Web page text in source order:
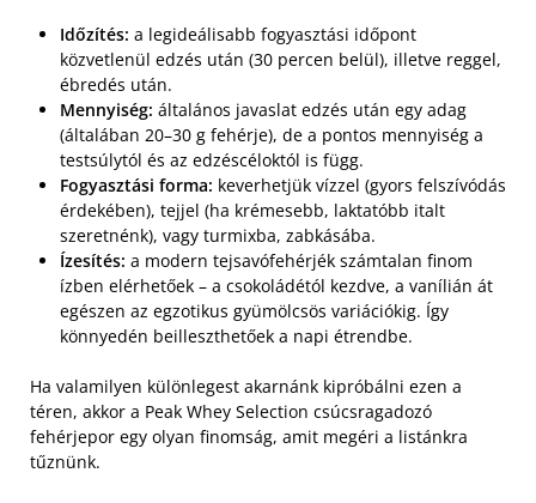
Időzítés: a legideálisabb fogyasztási időpont
közvetlenül edzés után (30 percen belül), illetve reggel,
ébredés után.
Mennyiség: általános javaslat edzés után egy adag
(általában 20–30 g fehérje), de a pontos mennyiség a
testsúlytól és az edzéscéloktól is függ.
Fogyasztási forma: keverhetjük vízzel (gyors felszívódás
érdekében), tejjel (ha krémesebb, laktatóbb italt
szeretnénk), vagy turmixba, zabkásába.
Ízesítés: a modern tejsavófehérjék számtalan finom
ízben elérhetőek – a csokoládétól kezdve, a vanílián át
egészen az egzotikus gyümölcsös variációkig. Így
könnyedén beilleszthetőek a napi étrendbe.
Ha valamilyen különlegest akarnánk kipróbálni ezen a
téren, akkor a Peak Whey Selection csúcsragadozó
fehérjepor egy olyan finomság, amit megéri a listánkra
tűznünk.